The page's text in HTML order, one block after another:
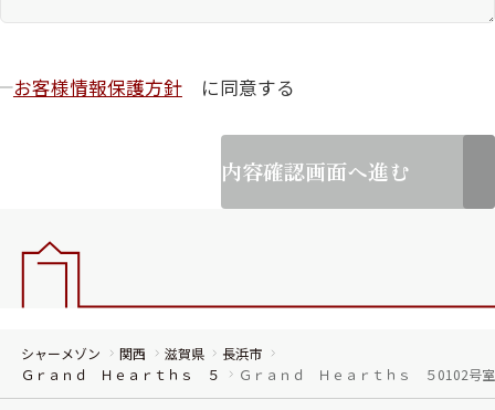
お客様情報保護方針 に同意する
内容確認画面へ進む
シャーメゾン 関西 滋賀県
長浜市
Ｇｒａｎｄ Ｈｅａｒｔｈｓ ５
Ｇｒａｎｄ Ｈｅａｒｔｈｓ ５0102号室